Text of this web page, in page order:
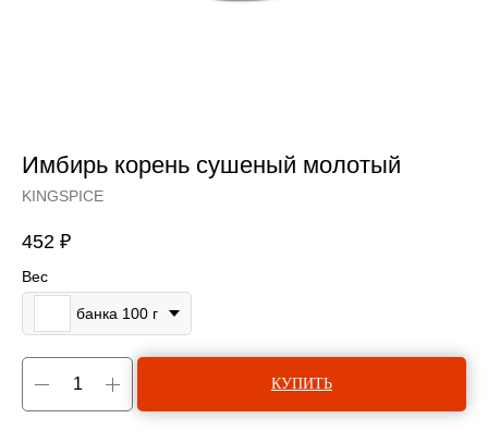
Имбирь корень сушеный молотый
KINGSPICE
452 ₽
Вес
банка 100 г
КУПИТЬ